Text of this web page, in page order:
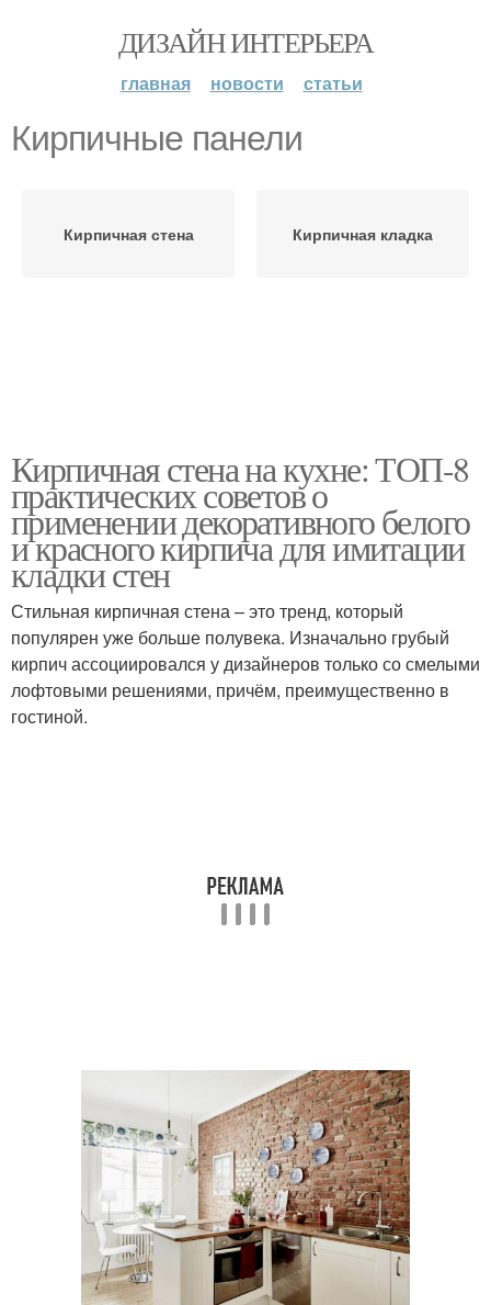
ДИЗАЙН ИНТЕРЬЕРА
главная новости статьи
Кирпичные панели
Кирпичная стена Кирпичная кладка
Кирпичная стена на кухне: ТОП-8
практических советов о
применении декоративного белого
и красного кирпича для имитации
кладки стен
Стильная кирпичная стена – это тренд, который
популярен уже больше полувека. Изначально грубый
кирпич ассоциировался у дизайнеров только со смелыми
лофтовыми решениями, причём, преимущественно в
гостиной.